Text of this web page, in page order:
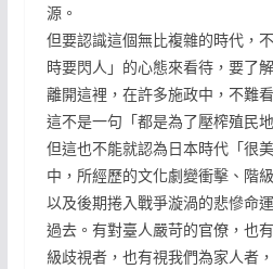
源。
但要認識這個無比複雜的時代，
時要閃人」的心態來看待，要了
離開這裡，在許多施政中，不難
這不是一句「都是為了壓榨殖民
但這也不能就認為日本時代「很
中，所經歷的文化劇變衝擊、階
以及後期捲入戰爭漩渦的悲慘命
過去。有對臺人嚴苛的官僚，也
級歧視者，也有視我們為家人者